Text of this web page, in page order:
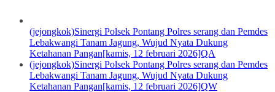
(jejongkok)Sinergi Polsek Pontang Polres serang dan Pemdes
Lebakwangi Tanam Jagung, Wujud Nyata Dukung
Ketahanan Pangan[kamis, 12 februari 2026]QA
(jejongkok)Sinergi Polsek Pontang Polres serang dan Pemdes
Lebakwangi Tanam Jagung, Wujud Nyata Dukung
Ketahanan Pangan[kamis, 12 februari 2026]QW